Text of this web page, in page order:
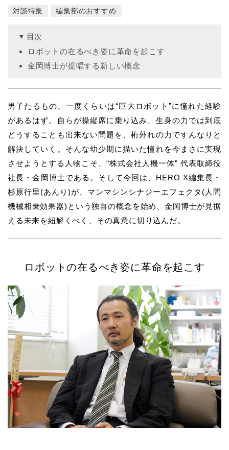
対談特集 編集部のおすすめ
目次
ロボットの在るべき姿に革命を起こす
金岡博士が提唱する新しい概念
男子たるもの、一度くらいは“巨大ロボット”に憧れた経験
があるはず。自らが操縦席に乗り込み、生身の力では到底
どうすることも出来ない問題を、桁外れの力ですんなりと
解決していく。そんな幼少期に描いた憧れを今まさに実現
させようとする人物こそ、“株式会社人機一体” 代表取締役
社長・金岡博士である。そして今回は、HERO X編集長・
杉原行里(あんり)が、マンマシンシナジーエフェクタ(人間
機械相乗効果器)という独自の概念を始め、金岡博士が見据
える未来を紐解くべく、その真意に切り込んだ。
ロボットの在るべき姿に革命を起こす